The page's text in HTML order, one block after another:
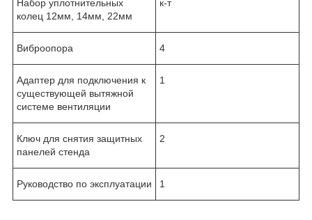
Набор уплотнительных
колец 12мм, 14мм, 22мм
к-т
Виброопора 4
Адаптер для подключения к
существующей вытяжной
системе вентиляции
1
Ключ для снятия защитных
панелей стенда
2
Руководство по эксплуатации 1